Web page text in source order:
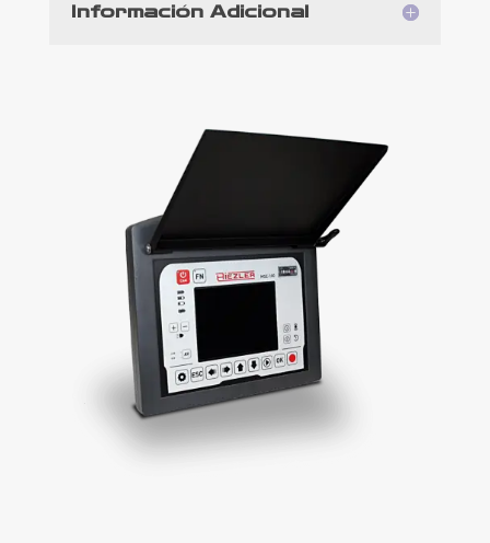
Información Adicional